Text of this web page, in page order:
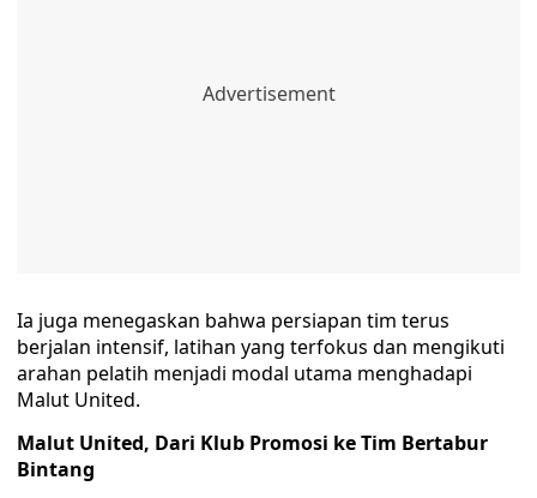
Ia juga menegaskan bahwa persiapan tim terus
berjalan intensif, latihan yang terfokus dan mengikuti
arahan pelatih menjadi modal utama menghadapi
Malut United.
Malut United, Dari Klub Promosi ke Tim Bertabur
Bintang